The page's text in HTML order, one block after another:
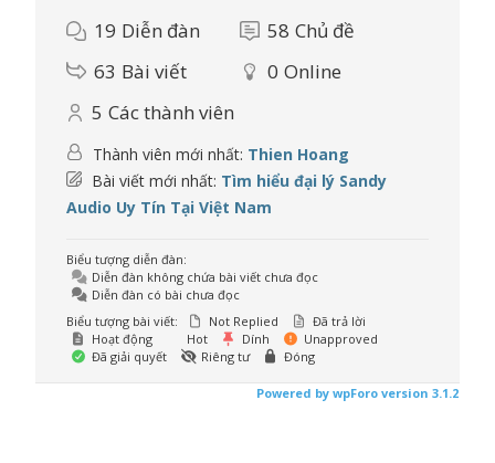
19 Diễn đàn 58 Chủ đề
63 Bài viết 0 Online
5 Các thành viên
Thành viên mới nhất: Thien Hoang
Bài viết mới nhất: Tìm hiểu đại lý Sandy
Audio Uy Tín Tại Việt Nam
Biểu tượng diễn đàn:
Diễn đàn không chứa bài viết chưa đọc
Diễn đàn có bài chưa đọc
Biểu tượng bài viết:
Not Replied
Đã trả lời
Hoạt động
Hot Dính
Unapproved
Đã giải quyết
Riêng tư Đóng
Powered by wpForo version 3.1.2